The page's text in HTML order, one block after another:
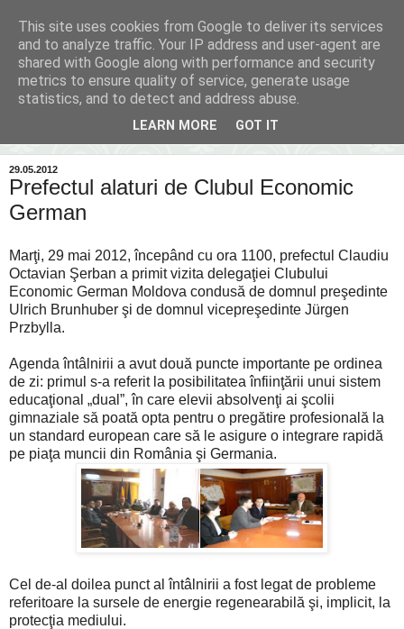
Inima Bacăului
Din inima Bacăului...spre inima ta...
29.05.2012
Prefectul alaturi de Clubul Economic
German
Marţi, 29 mai 2012, începând cu ora 1100, prefectul Claudiu
Octavian Şerban a primit vizita delegaţiei Clubului
Economic German Moldova condusă de domnul preşedinte
Ulrich Brunhuber şi de domnul vicepreşedinte Jürgen
Przbylla.
Agenda întâlnirii a avut două puncte importante pe ordinea
de zi: primul s-a referit la posibilitatea înfiinţării unui sistem
educaţional „dual”, în care elevii absolvenţi ai şcolii
gimnaziale să poată opta pentru o pregătire profesională la
un standard european care să le asigure o integrare rapidă
pe piaţa muncii din România şi Germania.
Cel de-al doilea punct al întâlnirii a fost legat de probleme
referitoare la sursele de energie regenearabilă şi, implicit, la
protecţia mediului.
This site uses cookies from Google to deliver its services
and to analyze traffic. Your IP address and user-agent are
shared with Google along with performance and security
metrics to ensure quality of service, generate usage
statistics, and to detect and address abuse.
LEARN MORE GOT IT